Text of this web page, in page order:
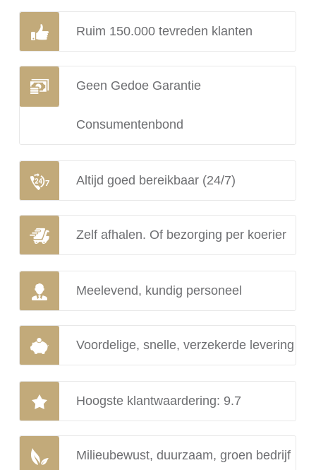
Ruim 150.000 tevreden klanten
Geen Gedoe Garantie
Consumentenbond
Altijd goed bereikbaar (24/7)
Zelf afhalen. Of bezorging per koerier
Meelevend, kundig personeel
Voordelige, snelle, verzekerde levering
Hoogste klantwaardering: 9.7
Milieubewust, duurzaam, groen bedrijf